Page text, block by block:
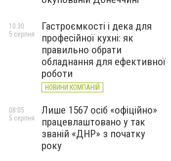
Гастроємкості і дека для
професійної кухні: як
правильно обрати
обладнання для ефективної
роботи
НОВИНИ КОМПАНІЙ
10:30
5 серпня
Лише 1567 осіб «офіційно»
працевлаштовано у так
званій «ДНР» з початку
року
08:05
5 серпня